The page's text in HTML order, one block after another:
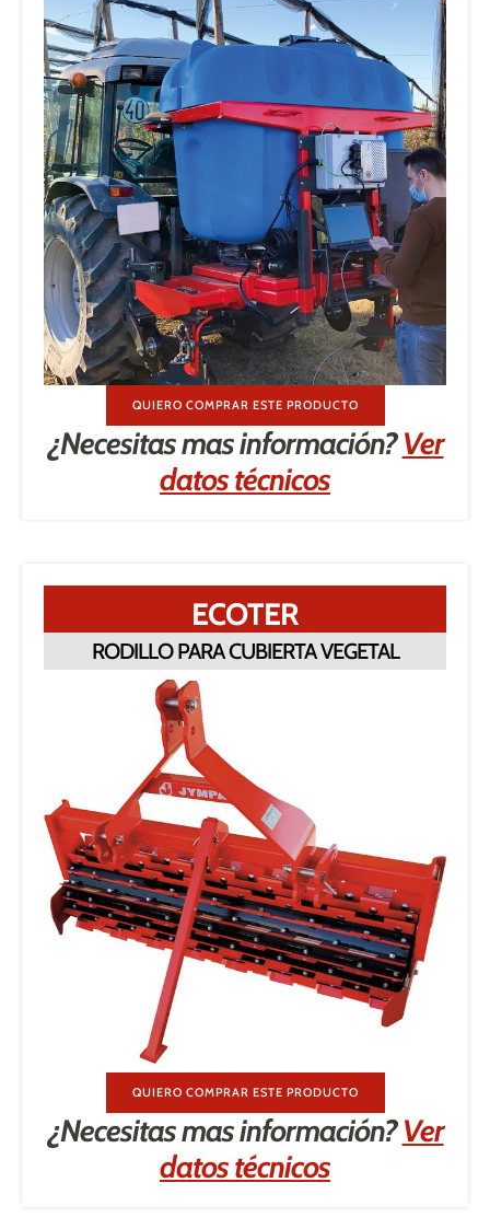
QUIERO COMPRAR ESTE PRODUCTO
¿Necesitas mas información?Ver
datos técnicos
ECOTER
RODILLO PARA CUBIERTA VEGETAL
QUIERO COMPRAR ESTE PRODUCTO
¿Necesitas mas información?Ver
datos técnicos